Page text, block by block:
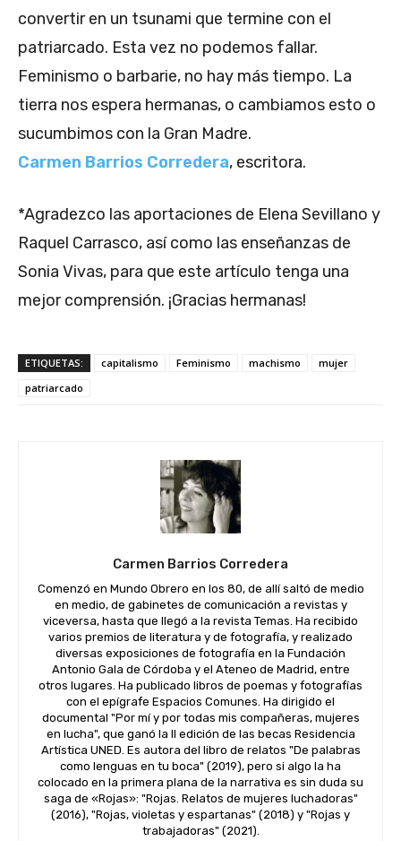
convertir en un tsunami que termine con el
patriarcado. Esta vez no podemos fallar.
Feminismo o barbarie, no hay más tiempo. La
tierra nos espera hermanas, o cambiamos esto o
sucumbimos con la Gran Madre.
Carmen Barrios Corredera, escritora.
*Agradezco las aportaciones de Elena Sevillano y
Raquel Carrasco, así como las enseñanzas de
Sonia Vivas, para que este artículo tenga una
mejor comprensión. ¡Gracias hermanas!
ETIQUETAS: capitalismo Feminismo machismo
mujer
patriarcado
Carmen Barrios Corredera
Comenzó en Mundo Obrero en los 80, de allí saltó de medio
en medio, de gabinetes de comunicación a revistas y
viceversa, hasta que llegó a la revista Temas. Ha recibido
varios premios de literatura y de fotografía, y realizado
diversas exposiciones de fotografía en la Fundación
Antonio Gala de Córdoba y el Ateneo de Madrid, entre
otros lugares. Ha publicado libros de poemas y fotografías
con el epígrafe Espacios Comunes. Ha dirigido el
documental "Por mí y por todas mis compañeras, mujeres
en lucha", que ganó la II edición de las becas Residencia
Artística UNED. Es autora del libro de relatos "De palabras
como lenguas en tu boca" (2019), pero si algo la ha
colocado en la primera plana de la narrativa es sin duda su
saga de «Rojas»: "Rojas. Relatos de mujeres luchadoras"
(2016), "Rojas, violetas y espartanas" (2018) y "Rojas y
trabajadoras" (2021).